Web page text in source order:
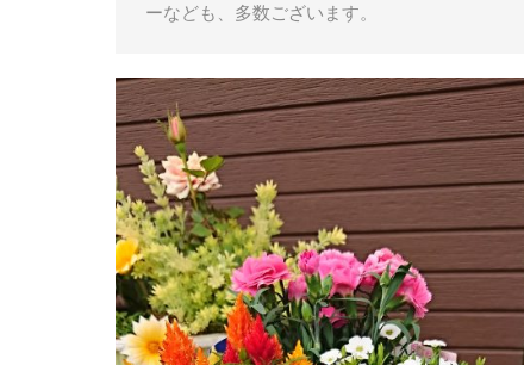
ーなども、多数ございます。